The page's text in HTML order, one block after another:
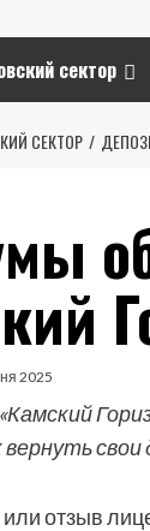
сектор
СЕКТОР
2025
вернуть
отзыв